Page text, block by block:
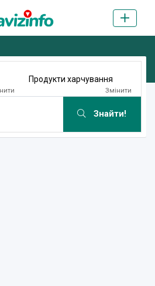
Продукти харчування
Змінити
Знайти!